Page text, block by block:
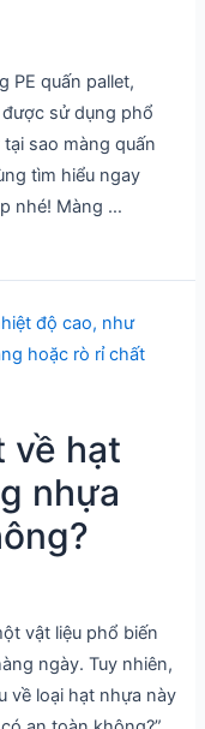
PE quấn pallet,
sử dụng phổ
sao màng quấn
tìm hiểu ngay
nhé! Màng …
về hạt
nhựa
vật liệu phổ biến
ngày. Tuy nhiên,
về loại hạt nhựa này